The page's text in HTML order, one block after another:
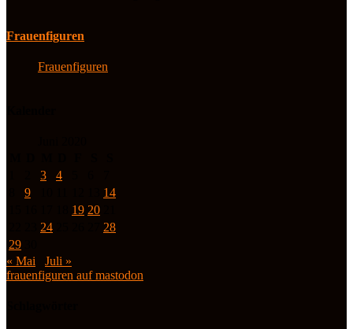
Frauenfiguren
Frauenfiguren
3 4
9
14
19 20
24
28
29
« Mai
Juli »
frauenfiguren auf mastodon